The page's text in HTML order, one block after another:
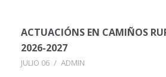
ACTUACIÓNS EN CAMIÑOS
2026-2027
JULIO 06 / ADMIN